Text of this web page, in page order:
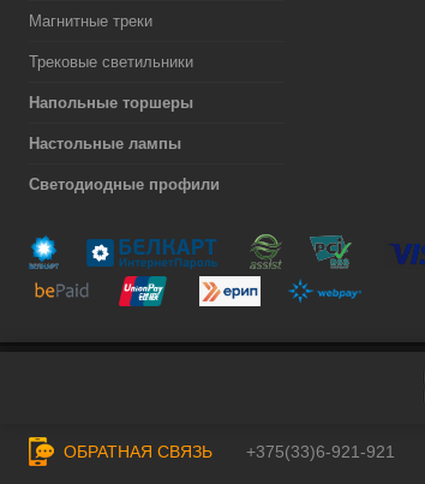
Магнитные треки
Трековые светильники
Напольные торшеры
Настольные лампы
Светодиодные профили
ОБРАТНАЯ СВЯЗЬ +375(33)6-921-921